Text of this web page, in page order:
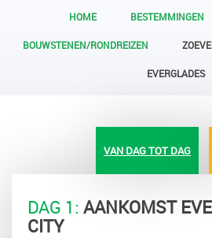
HOME BESTEMMINGEN
BOUWSTENEN/RONDREIZEN
EVERGLADES
VAN DAG TOT DAG
DAG 1: AANKOMST
CITY